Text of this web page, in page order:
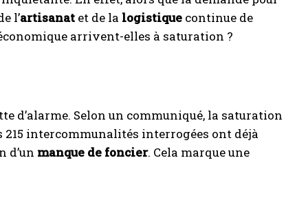
l’artisanat et de la logistique continue de
arrivent-elles à saturation ?
d’alarme. Selon un communiqué, la saturation
215 intercommunalités interrogées ont déjà
d’un manque de foncier. Cela marque une